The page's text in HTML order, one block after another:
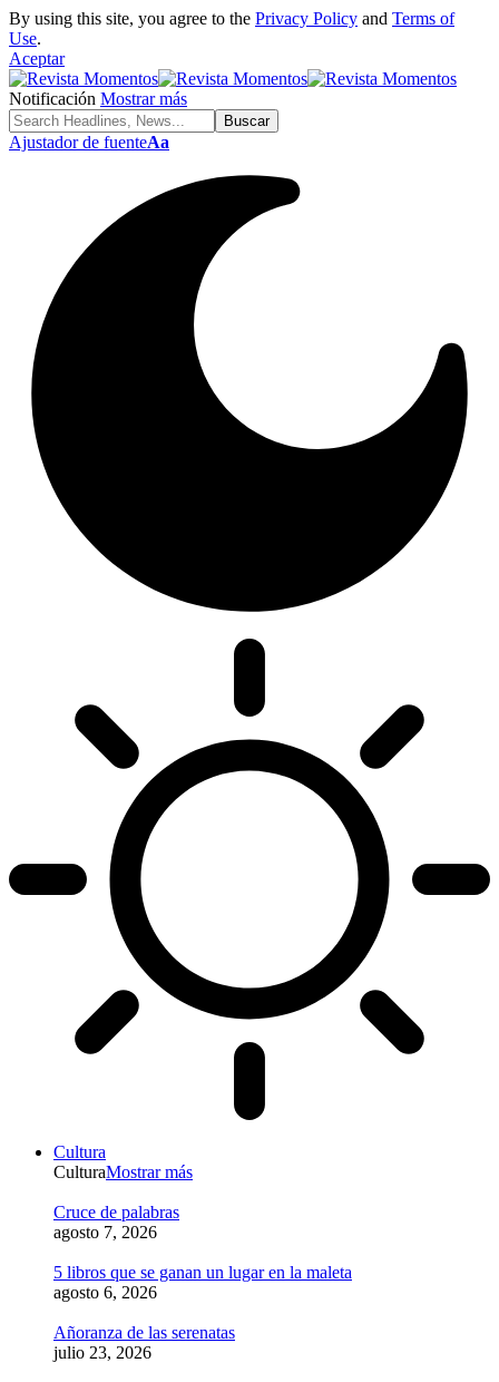
By using this site, you agree to the Privacy Policy and Terms of
Use.
Aceptar
Notificación Mostrar más
Ajustador de fuenteAa
Cultura
CulturaMostrar más
Cruce de palabras
agosto 7, 2026
5 libros que se ganan un lugar en la maleta
agosto 6, 2026
Añoranza de las serenatas
julio 23, 2026